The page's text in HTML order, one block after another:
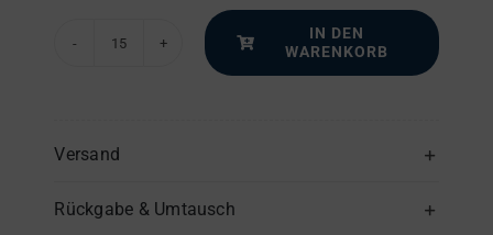
–
Menge
IN DEN
WARENKORB
Versand
Rückgabe & Umtausch